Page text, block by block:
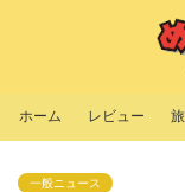
ホーム レビュー 旅
一般ニュース